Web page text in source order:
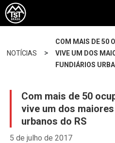
NOTÍCIAS >
COM MAIS DE 50
VIVE UM DOS
FUNDIÁRIOS
Com mais de 50
vive um dos
urbanos do RS
5 de julho de 2017